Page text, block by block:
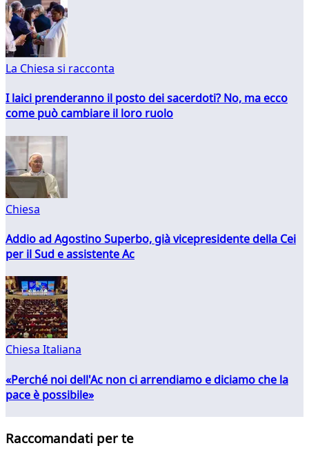
La Chiesa si racconta
I laici prenderanno il posto dei sacerdoti? No, ma ecco
come può cambiare il loro ruolo
Chiesa
Addio ad Agostino Superbo, già vicepresidente della Cei
per il Sud e assistente Ac
Chiesa Italiana
«Perché noi dell'Ac non ci arrendiamo e diciamo che la
pace è possibile»
Raccomandati per te